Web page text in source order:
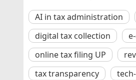
AI in tax administration
digital tax collection
online tax filing UP
tax transparency